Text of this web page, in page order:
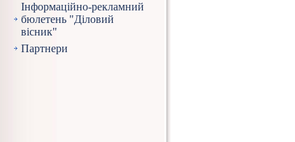
Інформаційно-рекламний
бюлетень "Діловий
вісник"
Партнери